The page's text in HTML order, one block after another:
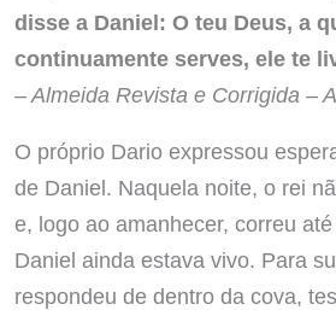
disse a Daniel: O teu Deus, a
continuamente serves, ele te
– Almeida Revista e Corrigida –
O próprio Dario expressou
de Daniel. Naquela noite, o rei
e, logo ao amanhecer, correu
Daniel ainda estava vivo. Para
respondeu de dentro da cova,